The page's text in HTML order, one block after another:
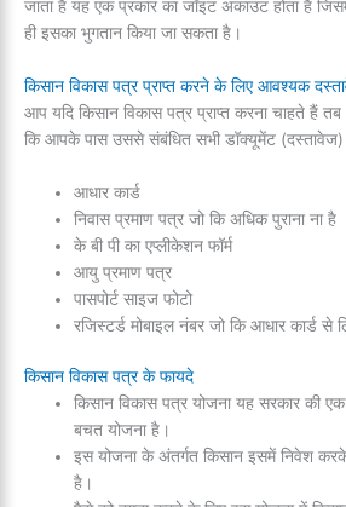
जाता है यह एक प्रकार का जॉइंट अकाउंट होता है
ही इसका भुगतान किया जा सकता है।
किसान विकास पत्र प्राप्त करने के लिए आवश्यक
आप यदि किसान विकास पत्र प्राप्त करना चाहते हैं
कि आपके पास उससे संबंधित सभी डॉक्यूमेंट
आधार कार्ड
निवास प्रमाण पत्र जो कि अधिक पुराना ना है
के बी पी का एप्लीकेशन फॉर्म
आयु प्रमाण पत्र
पासपोर्ट साइज फोटो
रजिस्टर्ड मोबाइल नंबर जो कि आधार कार्ड से
किसान विकास पत्र के फायदे
किसान विकास पत्र योजना यह सरकार की
बचत योजना है।
इस योजना के अंतर्गत किसान इसमें निवेश
है।